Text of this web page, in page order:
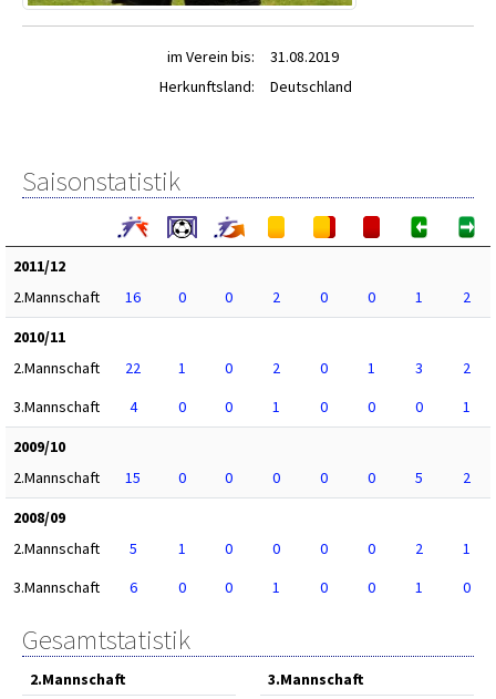
im Verein bis:
31.08.2019
Herkunftsland:
Deutschland
Saisonstatistik
2011/12
2.Mannschaft
16 0 0 2 0 0 1
2
2010/11
2.Mannschaft
22 1 0 2 0 1 3
2
3.Mannschaft
4 0 0 1 0 0 0
1
2009/10
2.Mannschaft
15 0 0 0 0 0 5
2
2008/09
2.Mannschaft
5 1 0 0 0 0 2
1
3.Mannschaft
6 0 0 1 0 0 1 0
Gesamtstatistik
2.Mannschaft
3.Mannschaft